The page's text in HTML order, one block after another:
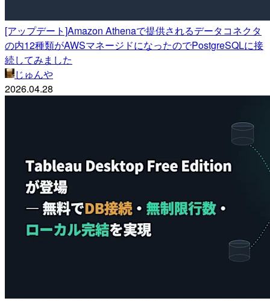
[アップデート]Amazon Athenaで提供されるデータコネクタ
の内12種類がAWSマネージドになったのでPostgreSQLに接
続してみました
じゅんや
2026.04.28